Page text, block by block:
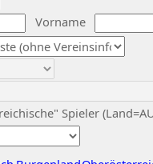
Vorname
Spieler